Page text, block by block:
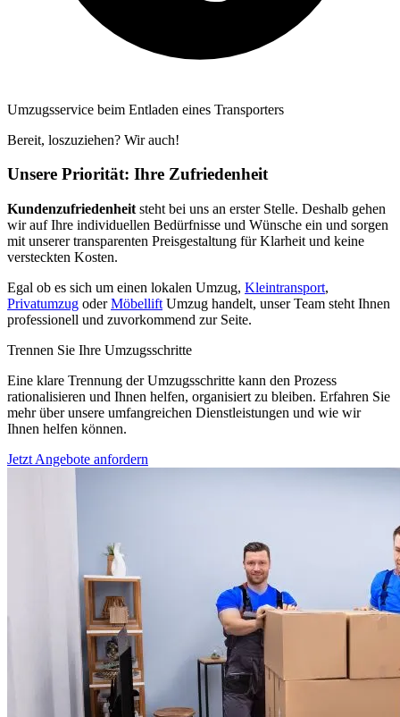
Umzugsservice beim Entladen eines Transporters
Bereit, loszuziehen? Wir auch!
Unsere Priorität: Ihre Zufriedenheit
Kundenzufriedenheit steht bei uns an erster Stelle. Deshalb gehen
wir auf Ihre individuellen Bedürfnisse und Wünsche ein und sorgen
mit unserer transparenten Preisgestaltung für Klarheit und keine
versteckten Kosten.
Egal ob es sich um einen lokalen Umzug, Kleintransport,
Privatumzug oderMöbellift Umzug handelt, unser Team steht Ihnen
professionell und zuvorkommend zur Seite.
Trennen Sie Ihre Umzugsschritte
Eine klare Trennung der Umzugsschritte kann den Prozess
rationalisieren und Ihnen helfen, organisiert zu bleiben. Erfahren Sie
mehr über unsere umfangreichen Dienstleistungen und wie wir
Ihnen helfen können.
Jetzt Angebote anfordern